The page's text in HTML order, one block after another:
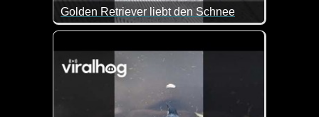
Golden Retriever liebt den Schnee
Dieser Hund hat Spaß beim Schneerutschen.